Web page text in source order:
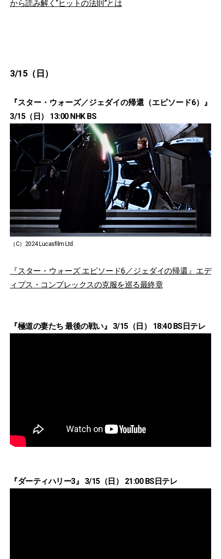
から読み解く“ヒットの法則”とは
3/15（日）
『スター・ウォーズ／ジェダイの帰還（エピソード6）』
3/15（日） 13:00 NHK BS
（C）2024 Lucasfilm Ltd.
『スター・ウォーズ エピソード6／ジェダイの帰還』エデ
ィプス・コンプレックスの克服を巡る最終章
『極道の妻たち 最後の戦い』 3/15（日） 18:40 BS日テレ
『ダーティハリー3』 3/15（日） 21:00 BS日テレ